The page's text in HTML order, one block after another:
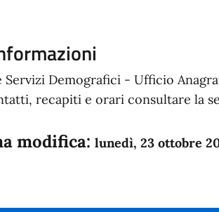
Servizi Demografici - Ufficio
recapiti e orari consultare la
modifica: lunedì, 23 ottobre